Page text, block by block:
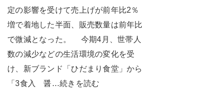
定の影響を受けて売上げが前年比2％
増で着地した半面、販売数量は前年比
で微減となった。 今期4月、世帯人
数の減少などの生活環境の変化を受
け、新ブランド「ひだまり食堂」から
「3食入 醤…続きを読む